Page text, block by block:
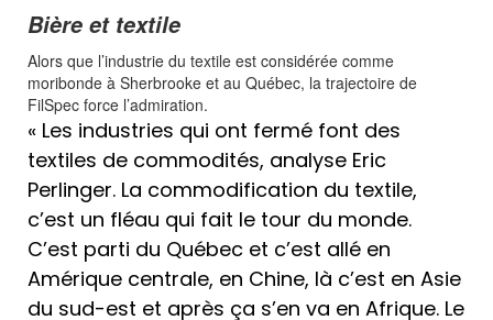
Bière et textile
Alors que l’industrie du textile est considérée comme
moribonde à Sherbrooke et au Québec, la trajectoire de
FilSpec force l’admiration.
« Les industries qui ont fermé font des
textiles de commodités, analyse Eric
Perlinger. La commodification du textile,
c’est un fléau qui fait le tour du monde.
C’est parti du Québec et c’est allé en
Amérique centrale, en Chine, là c’est en Asie
du sud-est et après ça s’en va en Afrique. Le